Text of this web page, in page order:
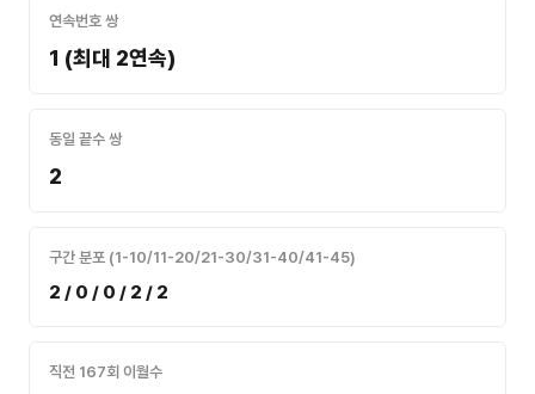
연속번호 쌍
1 (최대 2연속)
동일 끝수 쌍
2
구간 분포 (1-10/11-20/21-30/31-40/41-45)
2 / 0 / 0 / 2 / 2
직전 167회 이월수